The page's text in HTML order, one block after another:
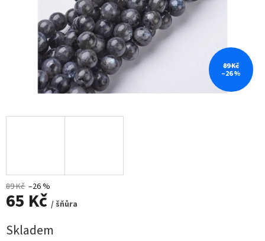
89 Kč
–26 %
89 Kč –26 %
65 Kč / šňůra
cena:
Skladem